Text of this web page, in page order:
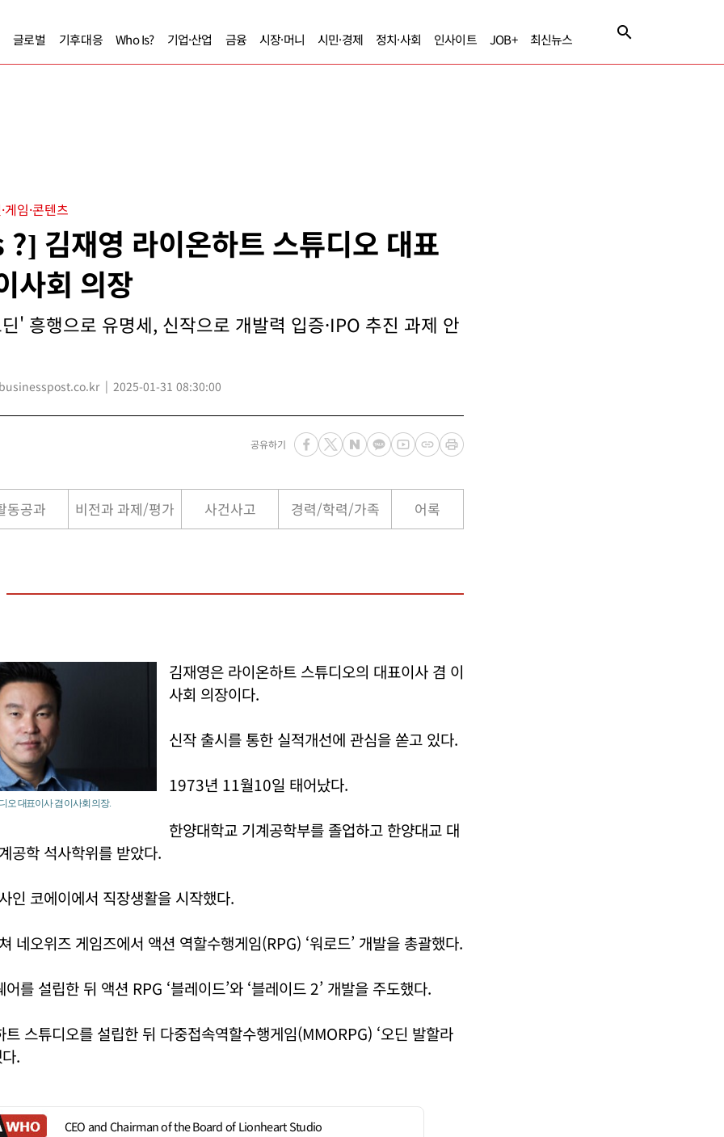
글로벌 기후대응 Who Is? 기업·산업 금융 시장·머니 시민·경제 정치·사회 인사이트 JOB+ 최신뉴스
임·콘텐츠
김재영 라이온하트 스튜디오 대표
사회 의장
' 흥행으로 유명세, 신작으로 개발력 입증·IPO 추진 과제 안
2025-01-31 08:30:00
공유하기
동공과 비전과 과제/평가 사건사고 경력/학력/가족 어록
오 대표이사 겸 이사회 의장.
김재영은 라이온하트 스튜디오의 대표이사 겸 이
사회 의장이다.
신작 출시를 통한 실적개선에 관심을 쏟고 있다.
1973년 11월10일 태어났다.
한양대학교 기계공학부를 졸업하고 한양대교 대
공학 석사학위를 받았다.
인 코에이에서 직장생활을 시작했다.
네오위즈 게임즈에서 액션 역할수행게임(RPG) ‘워로드’ 개발을 총괄했다.
를 설립한 뒤 액션 RPG ‘블레이드’와 ‘블레이드 2’ 개발을 주도했다.
스튜디오를 설립한 뒤 다중접속역할수행게임(MMORPG) ‘오딘 발할라
.
CEO and Chairman of the Board of Lionheart Studio